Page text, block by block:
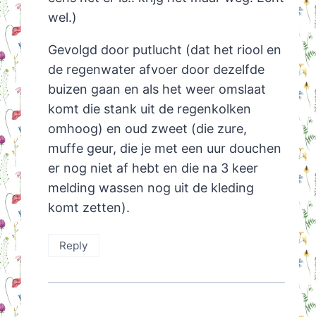
wel.)
Gevolgd door putlucht (dat het riool en
de regenwater afvoer door dezelfde
buizen gaan en als het weer omslaat
komt die stank uit de regenkolken
omhoog) en oud zweet (die zure,
muffe geur, die je met een uur douchen
er nog niet af hebt en die na 3 keer
melding wassen nog uit de kleding
komt zetten).
Reply